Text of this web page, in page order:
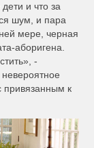
и что за
шум, и пара
мере, черная
аборигена.
-
привязанным к